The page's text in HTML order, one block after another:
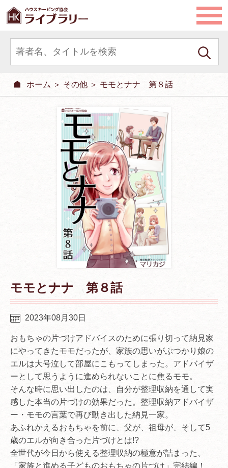
ホーム ＞ その他 ＞ モモとナナ 第８話
モモとナナ 第８話
2023年08月30日
おもちゃの片づけアドバイスのために張り切って納見家
にやってきたモモだったが、家族の思いがぶつかり娘の
エルは大号泣して部屋にこもってしまった。アドバイザ
ーとして思うように進められないことに焦るモモ。
そんな時に思い出したのは、自分が整理収納を通して実
感した本当の片づけの効果だった。整理収納アドバイザ
ー・モモの言葉で再び動き出した納見一家。
あふれかえるおもちゃを前に、父が、祖母が、そして5
歳のエルが向き合った片づけとは!?
全世代が今日から使える整理収納の極意が詰まった、
「家族と進める子どものおもちゃの片づけ」完結編！